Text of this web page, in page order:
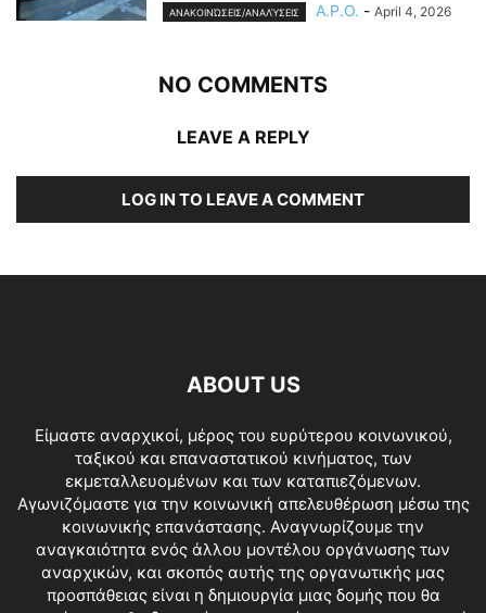
ΑΝΑΚΟΙΝΏΣΕΙΣ/ΑΝΑΛΎΣΕΙΣ A.P.O. - April 4, 2026
NO COMMENTS
LEAVE A REPLY
LOG IN TO LEAVE A COMMENT
ABOUT US
Είμαστε αναρχικοί, μέρος του ευρύτερου κοινωνικού,
ταξικού και επαναστατικού κινήματος, των
εκμεταλλευομένων και των καταπιεζόμενων.
Αγωνιζόμαστε για την κοινωνική απελευθέρωση μέσω της
κοινωνικής επανάστασης. Αναγνωρίζουμε την
αναγκαιότητα ενός άλλου μοντέλου οργάνωσης των
αναρχικών, και σκοπός αυτής της οργανωτικής μας
προσπάθειας είναι η δημιουργία μιας δομής που θα